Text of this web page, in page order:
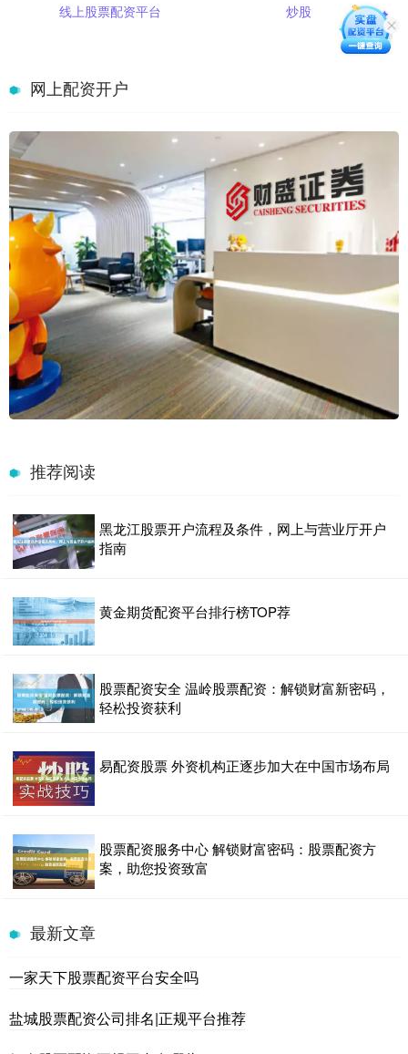
线上股票配资平台 炒股
网上配资开户
推荐阅读
黑龙江股票开户流程及条件，网上与营业厅开户
指南
黄金期货配资平台排行榜TOP荐
股票配资安全 温岭股票配资：解锁财富新密码，
轻松投资获利
易配资股票 外资机构正逐步加大在中国市场布局
股票配资服务中心 解锁财富密码：股票配资方
案，助您投资致富
最新文章
一家天下股票配资平台安全吗
盐城股票配资公司排名|正规平台推荐